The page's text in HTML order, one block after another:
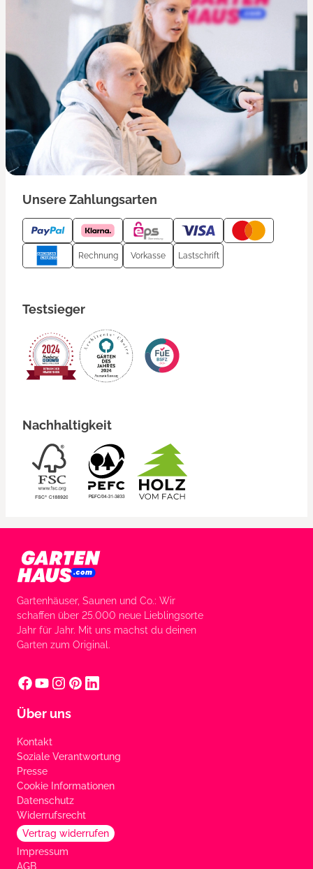
Unsere Zahlungsarten
Rechnung Vorkasse Lastschrift
Testsieger
Nachhaltigkeit
Gartenhäuser, Saunen und Co.: Wir
schaffen über 25.000 neue Lieblingsorte
Jahr für Jahr. Mit uns machst du deinen
Garten zum Original.
Über uns
Kontakt
Soziale Verantwortung
Presse
Cookie Informationen
Datenschutz
Widerrufsrecht
Vertrag widerrufen
Impressum
AGB